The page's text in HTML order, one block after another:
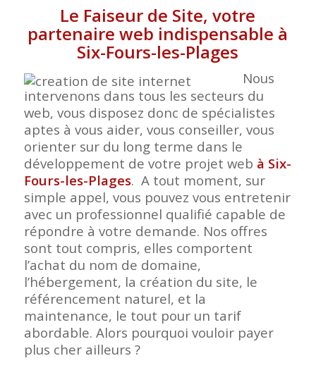
Le Faiseur de Site, votre
partenaire web indispensable à
Six-Fours-les-Plages
Nous
intervenons dans tous les secteurs du
web, vous disposez donc de spécialistes
aptes à vous aider, vous conseiller, vous
orienter sur du long terme dans le
développement de votre projet web à Six-
Fours-les-Plages. A tout moment, sur
simple appel, vous pouvez vous entretenir
avec un professionnel qualifié capable de
répondre à votre demande. Nos offres
sont tout compris, elles comportent
l’achat du nom de domaine,
l’hébergement, la création du site, le
référencement naturel, et la
maintenance, le tout pour un tarif
abordable. Alors pourquoi vouloir payer
plus cher ailleurs ?